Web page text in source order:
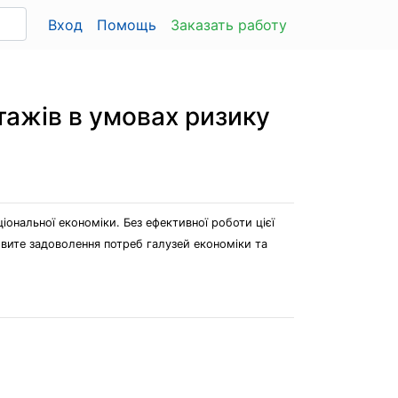
Вход Помощь Заказать работу
в умовах ризику
економіки. Без ефективної роботи цієї
задоволення потреб галузей економіки та